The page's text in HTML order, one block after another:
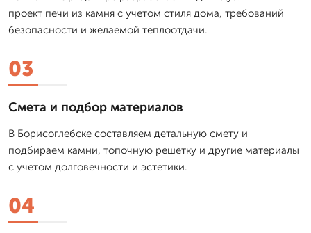
проект печи из камня с учетом стиля дома, требований
безопасности и желаемой теплоотдачи.
03
Смета и подбор материалов
В Борисоглебске составляем детальную смету и
подбираем камни, топочную решетку и другие материалы
с учетом долговечности и эстетики.
04